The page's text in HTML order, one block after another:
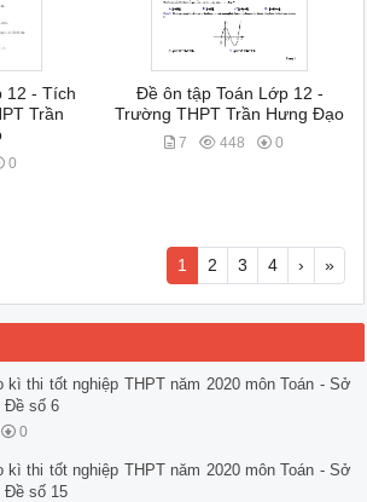
12 - Tích
Trần
0
Đề ôn tập Toán Lớp 12 -
Trường THPT Trần Hưng Đạo
7 448 0
1 2 3 4 › »
kì thi tốt nghiệp THPT năm 2020 môn Toán - Sở
Đề số 6
0
kì thi tốt nghiệp THPT năm 2020 môn Toán - Sở
Đề số 15